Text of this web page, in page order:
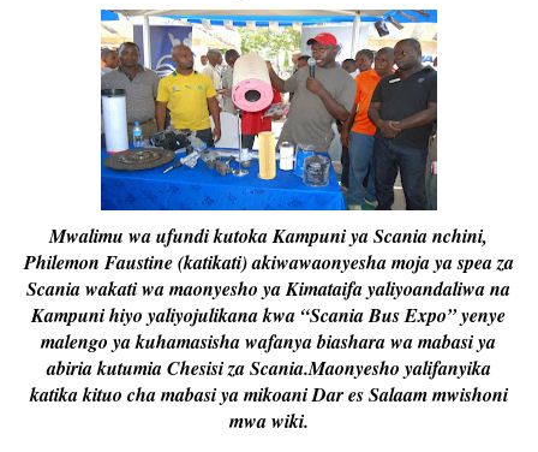
Mwalimu wa ufundi kutoka Kampuni ya Scania nchini,
Philemon Faustine (katikati) akiwawaonyesha moja ya spea za
Scania wakati wa maonyesho ya Kimataifa yaliyoandaliwa na
Kampuni hiyo yaliyojulikana kwa “Scania Bus Expo” yenye
malengo ya kuhamasisha wafanya biashara wa mabasi ya
abiria kutumia Chesisi za Scania.Maonyesho yalifanyika
katika kituo cha mabasi ya mikoani Dar es Salaam mwishoni
mwa wiki.